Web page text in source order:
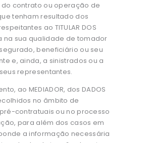
contrato ou operação de
tenham resultado dos
ao TITULAR DOS
na sua qualidade de tomador
beneficiário ou seu
e, ainda, a sinistrados ou a
representantes.
ao MEDIADOR, dos DADOS
no âmbito de
contratuais ou no processo
para além dos casos em
a informação necessária